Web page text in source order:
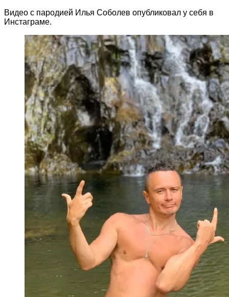
Видео с пародией Илья Соболев опубликовал у себя в
Инстаграме.